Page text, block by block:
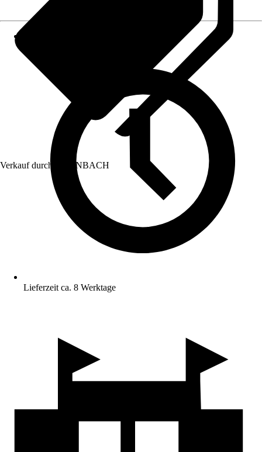
Verkauf durch: HORNBACH
Lieferzeit ca. 8 Werktage